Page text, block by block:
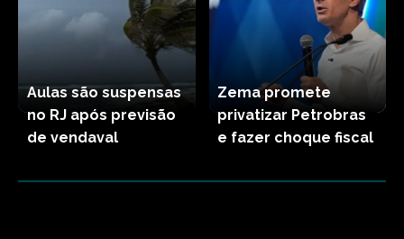
Aulas são suspensas
no RJ após previsão
de vendaval
Zema promete
privatizar Petrobras
e fazer choque fiscal